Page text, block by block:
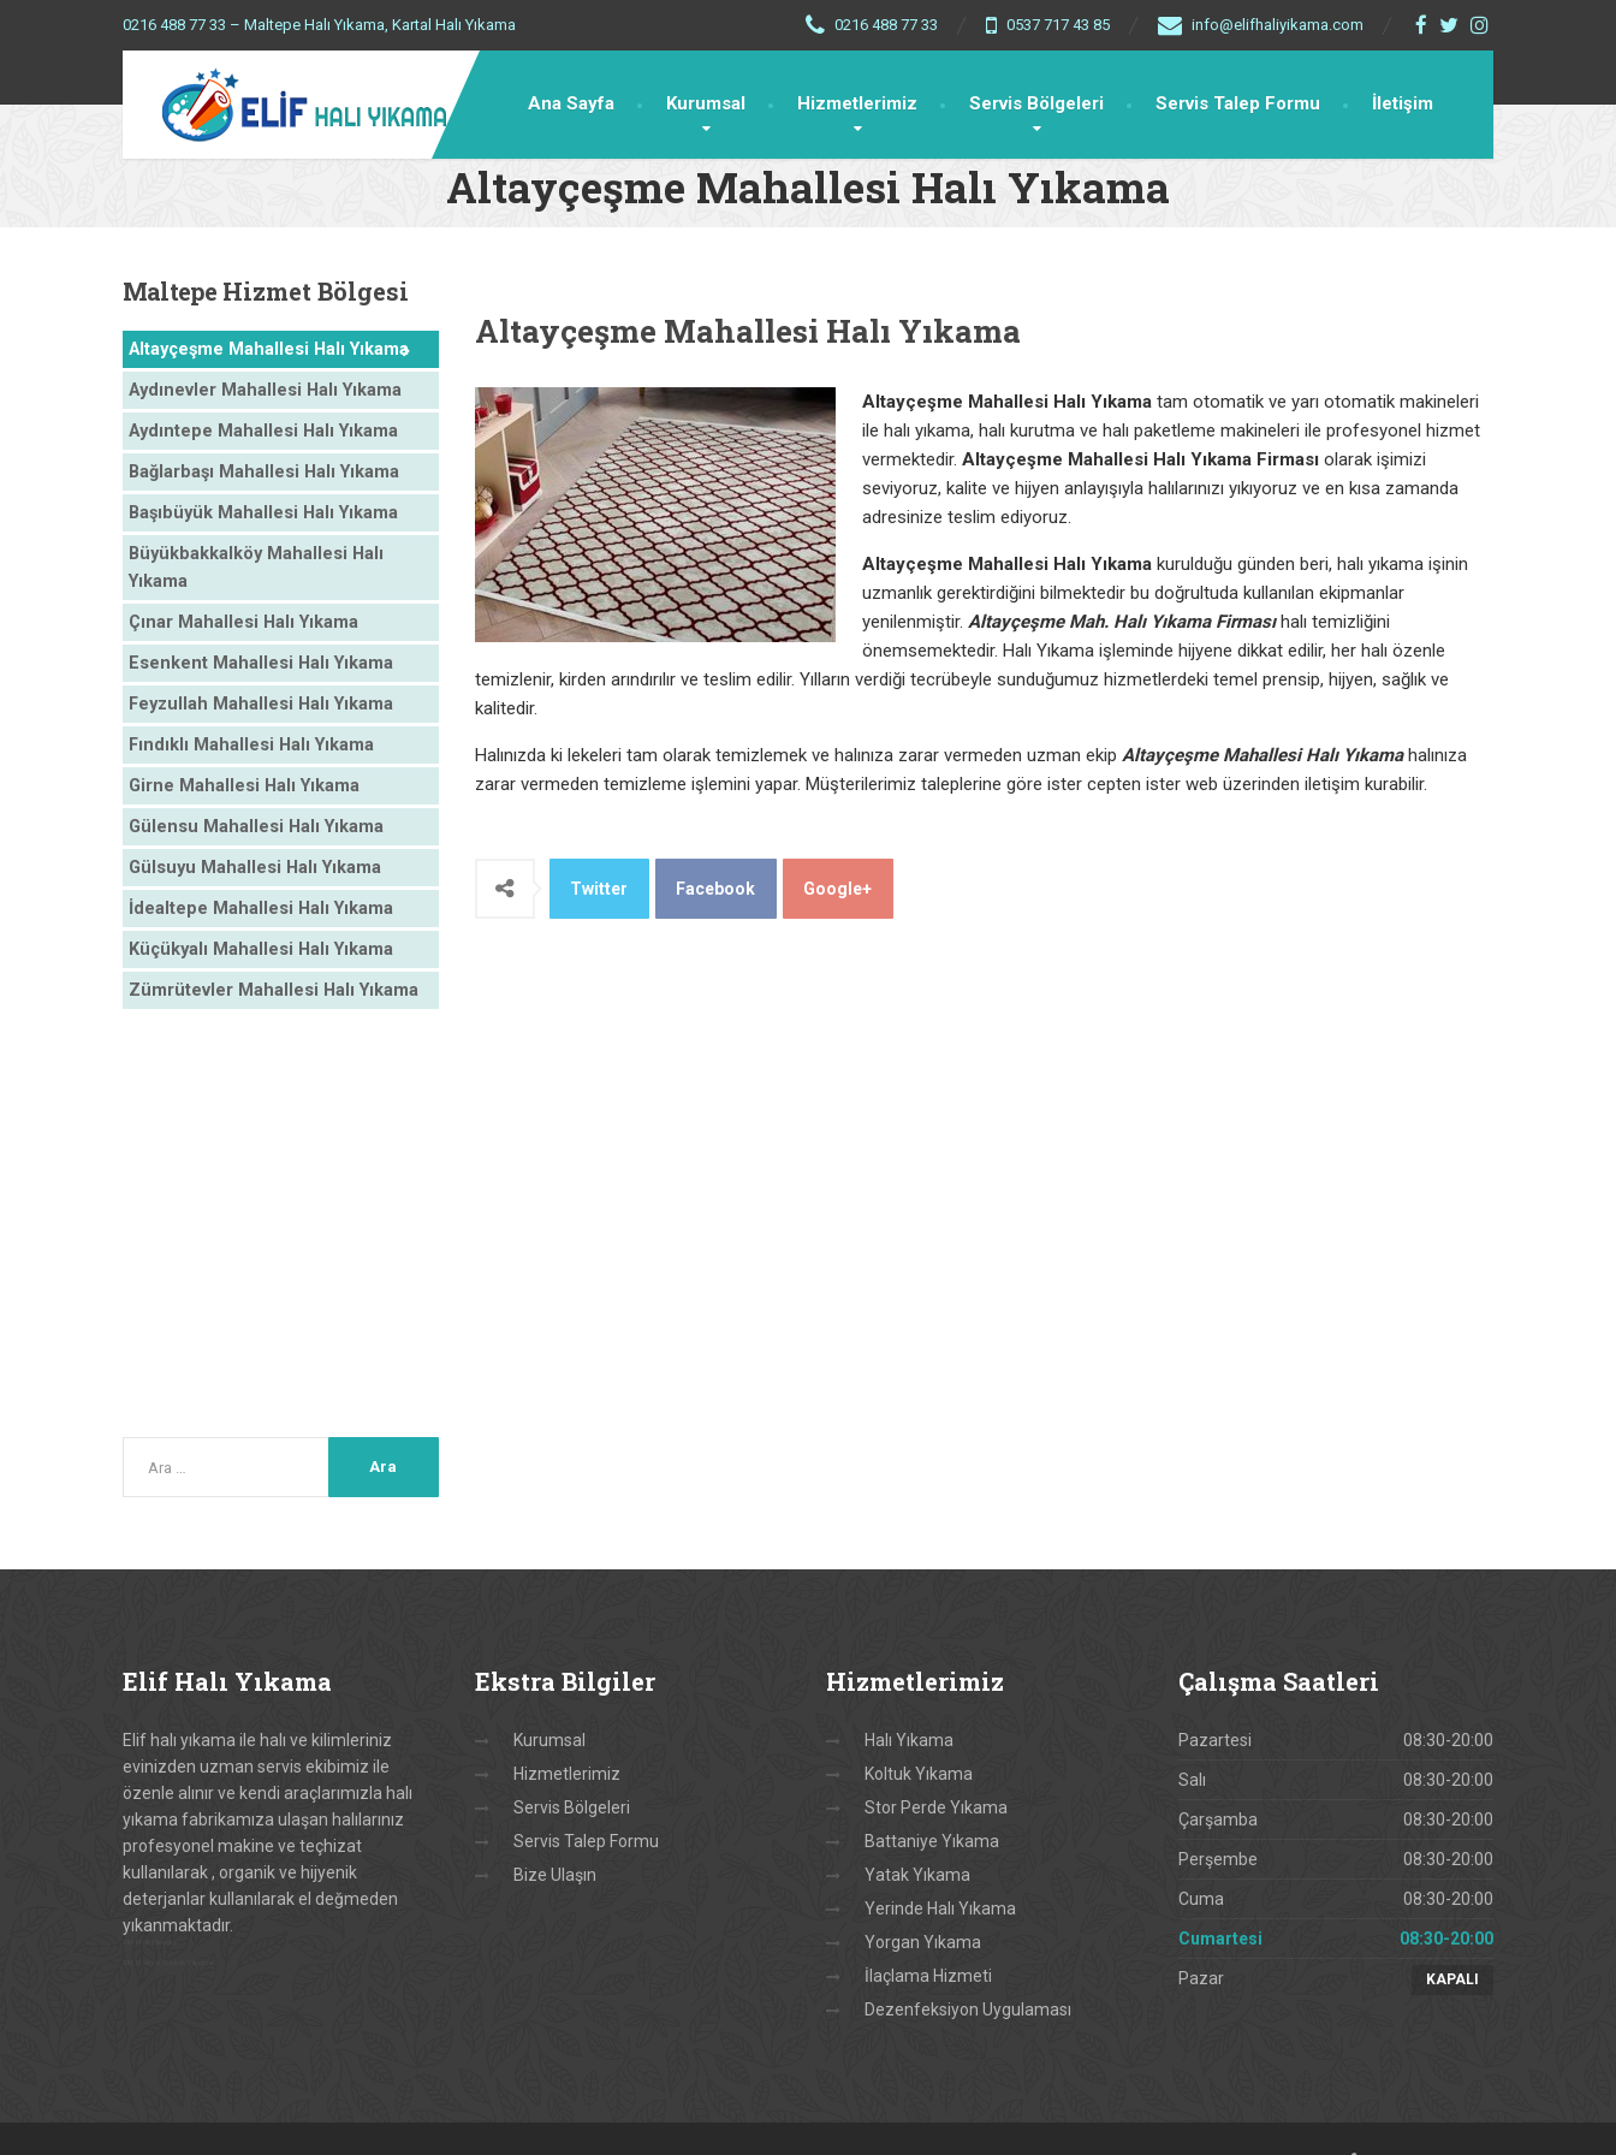
0216 488 77 33 – Maltepe Halı Yıkama, Kartal Halı Yıkama 0216 488 77 33 0537 717 43 85 info@elifhaliyikama.com
Ana Sayfa Kurumsal Hizmetlerimiz Servis Bölgeleri Servis Talep Formu İletişim
Altayçeşme Mahallesi Halı Yıkama
Altayçeşme Mahallesi Halı Yıkama
Altayçeşme Mahallesi Halı Yıkama tam otomatik ve yarı otomatik makineleri
ile halı yıkama, halı kurutma ve halı paketleme makineleri ile profesyonel hizmet
vermektedir. Altayçeşme Mahallesi Halı Yıkama Firması olarak işimizi
seviyoruz, kalite ve hijyen anlayışıyla halılarınızı yıkıyoruz ve en kısa zamanda
adresinize teslim ediyoruz.
Altayçeşme Mahallesi Halı Yıkama kurulduğu günden beri, halı yıkama işinin
uzmanlık gerektirdiğini bilmektedir bu doğrultuda kullanılan ekipmanlar
yenilenmiştir. Altayçeşme Mah. Halı Yıkama Firmasıhalı temizliğini
önemsemektedir. Halı Yıkama işleminde hijyene dikkat edilir, her halı özenle
temizlenir, kirden arındırılır ve teslim edilir. Yılların verdiği tecrübeyle sunduğumuz hizmetlerdeki temel prensip, hijyen, sağlık ve
kalitedir.
Halınızda ki lekeleri tam olarak temizlemek ve halınıza zarar vermeden uzman ekip Altayçeşme Mahallesi Halı Yıkamahalınıza
zarar vermeden temizleme işlemini yapar. Müşterilerimiz taleplerine göre ister cepten ister web üzerinden iletişim kurabilir.
Twitter Facebook Google+
Maltepe Hizmet Bölgesi
Altayçeşme Mahallesi Halı Yıkama
Aydınevler Mahallesi Halı Yıkama
Aydıntepe Mahallesi Halı Yıkama
Bağlarbaşı Mahallesi Halı Yıkama
Başıbüyük Mahallesi Halı Yıkama
Büyükbakkalköy Mahallesi Halı
Yıkama
Çınar Mahallesi Halı Yıkama
Esenkent Mahallesi Halı Yıkama
Feyzullah Mahallesi Halı Yıkama
Fındıklı Mahallesi Halı Yıkama
Girne Mahallesi Halı Yıkama
Gülensu Mahallesi Halı Yıkama
Gülsuyu Mahallesi Halı Yıkama
İdealtepe Mahallesi Halı Yıkama
Küçükyalı Mahallesi Halı Yıkama
Zümrütevler Mahallesi Halı Yıkama
Elif Halı Yıkama
Elif halı yıkama ile halı ve kilimleriniz
evinizden uzman servis ekibimiz ile
özenle alınır ve kendi araçlarımızla halı
yıkama fabrikamıza ulaşan halılarınız
profesyonel makine ve teçhizat
kullanılarak , organik ve hijyenik
deterjanlar kullanılarak el değmeden
yıkanmaktadır.
Ekstra Bilgiler
Kurumsal
Hizmetlerimiz
Servis Bölgeleri
Servis Talep Formu
Bize Ulaşın
Hizmetlerimiz
Halı Yıkama
Koltuk Yıkama
Stor Perde Yıkama
Battaniye Yıkama
Yatak Yıkama
Yerinde Halı Yıkama
Yorgan Yıkama
İlaçlama Hizmeti
Dezenfeksiyon Uygulaması
Çalışma Saatleri
Pazartesi 08:30-20:00
Salı 08:30-20:00
Çarşamba 08:30-20:00
Perşembe 08:30-20:00
Cuma 08:30-20:00
Cumartesi 08:30-20:00
Pazar KAPALI